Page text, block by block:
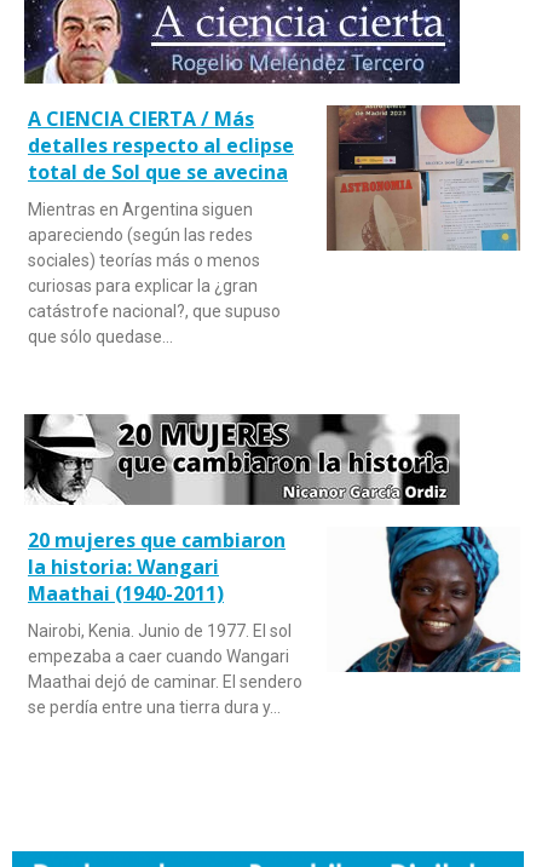
A CIENCIA CIERTA / Más
detalles respecto al eclipse
total de Sol que se avecina
Mientras en Argentina siguen
apareciendo (según las redes
sociales) teorías más o menos
curiosas para explicar la ¿gran
catástrofe nacional?, que supuso
que sólo quedase…
20 mujeres que cambiaron
la historia: Wangari
Maathai (1940-2011)
Nairobi, Kenia. Junio de 1977. El sol
empezaba a caer cuando Wangari
Maathai dejó de caminar. El sendero
se perdía entre una tierra dura y…